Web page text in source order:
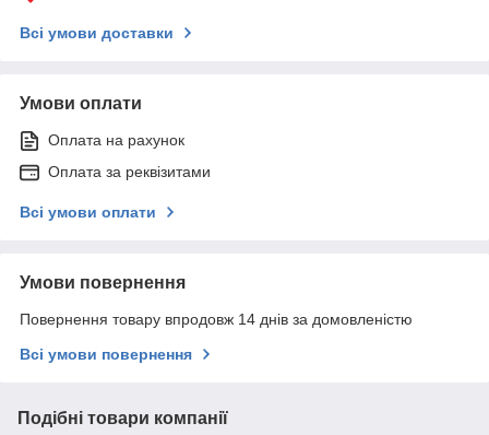
Всі умови доставки
Умови оплати
Оплата на рахунок
Оплата за реквізитами
Всі умови оплати
Умови повернення
Повернення товару впродовж 14 днів за домовленістю
Всі умови повернення
Подібні товари компанії